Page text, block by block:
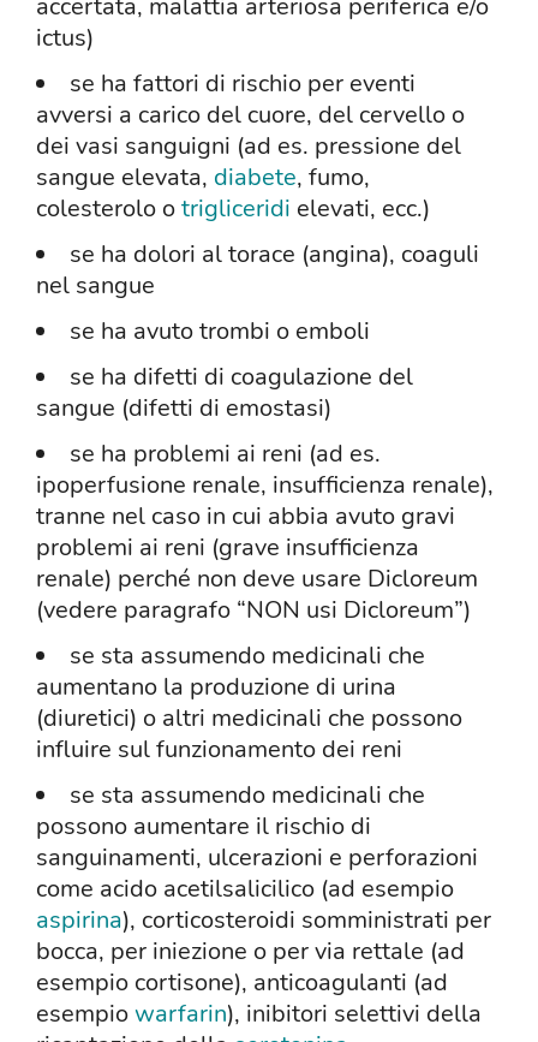
accertata, malattia arteriosa periferica e/o
ictus)
se ha fattori di rischio per eventi
avversi a carico del cuore, del cervello o
dei vasi sanguigni (ad es. pressione del
sangue elevata, diabete, fumo,
colesterolo otrigliceridi elevati, ecc.)
se ha dolori al torace (angina), coaguli
nel sangue
se ha avuto trombi o emboli
se ha difetti di coagulazione del
sangue (difetti di emostasi)
se ha problemi ai reni (ad es.
ipoperfusione renale, insufficienza renale),
tranne nel caso in cui abbia avuto gravi
problemi ai reni (grave insufficienza
renale) perché non deve usare Dicloreum
(vedere paragrafo “NON usi Dicloreum”)
se sta assumendo medicinali che
aumentano la produzione di urina
(diuretici) o altri medicinali che possono
influire sul funzionamento dei reni
se sta assumendo medicinali che
possono aumentare il rischio di
sanguinamenti, ulcerazioni e perforazioni
come acido acetilsalicilico (ad esempio
aspirina), corticosteroidi somministrati per
bocca, per iniezione o per via rettale (ad
esempio cortisone), anticoagulanti (ad
esempiowarfarin), inibitori selettivi della